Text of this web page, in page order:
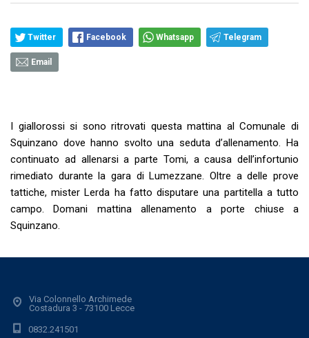
Twitter Facebook Whatsapp Telegram
Email
I giallorossi si sono ritrovati questa mattina al Comunale di
Squinzano dove hanno svolto una seduta d’allenamento. Ha
continuato ad allenarsi a parte Tomi, a causa dell’infortunio
rimediato durante la gara di Lumezzane. Oltre a delle prove
tattiche, mister Lerda ha fatto disputare una partitella a tutto
campo. Domani mattina allenamento a porte chiuse a
Squinzano.
Via Colonnello Archimede
Costadura 3 - 73100 Lecce
0832.241501